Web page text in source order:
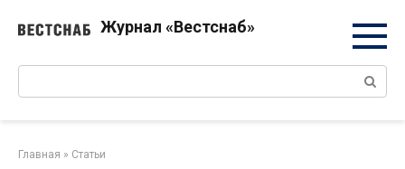
Журнал «Вестснаб»
Главная » Статьи